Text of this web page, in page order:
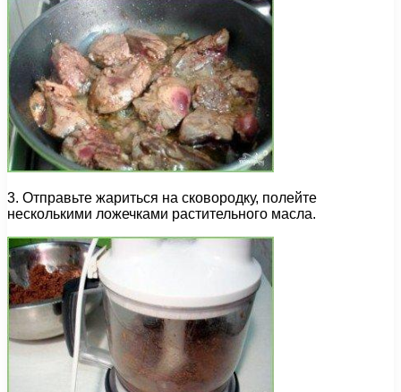
3. Отправьте жариться на сковородку, полейте
несколькими ложечками растительного масла.